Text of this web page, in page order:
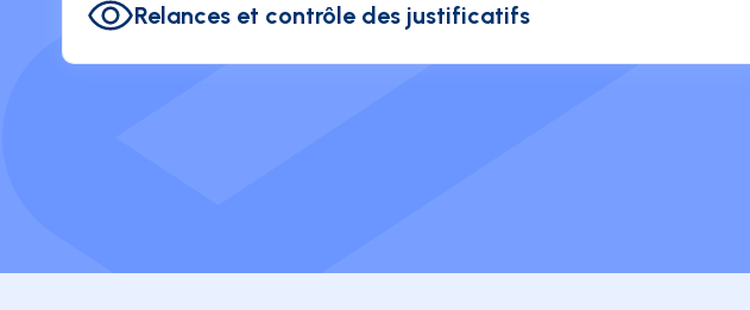
grandement la préparation des contrôles.
Relances et contrôle des justificatifs